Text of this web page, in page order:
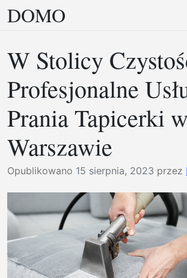
Przejdź
do
DOMO
W Stolicy
Profesjonalne
Prania Tapicerki w
Warszawie
Opublikowano 15 sierpnia, 2023 przez